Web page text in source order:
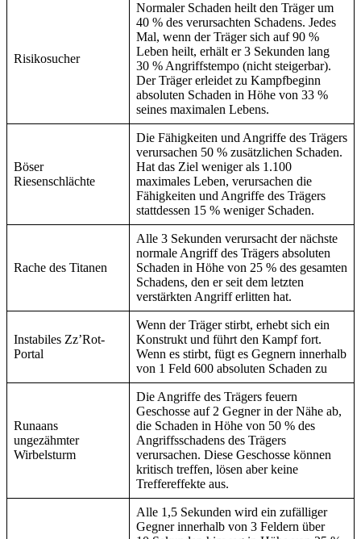
Risikosucher
Normaler Schaden heilt den Träger um
40 % des verursachten Schadens. Jedes
Mal, wenn der Träger sich auf 90 %
Leben heilt, erhält er 3 Sekunden lang
30 % Angriffstempo (nicht steigerbar).
Der Träger erleidet zu Kampfbeginn
absoluten Schaden in Höhe von 33 %
seines maximalen Lebens.
Böser
Riesenschlächte
Die Fähigkeiten und Angriffe des Trägers
verursachen 50 % zusätzlichen Schaden.
Hat das Ziel weniger als 1.100
maximales Leben, verursachen die
Fähigkeiten und Angriffe des Trägers
stattdessen 15 % weniger Schaden.
Rache des Titanen
Alle 3 Sekunden verursacht der nächste
normale Angriff des Trägers absoluten
Schaden in Höhe von 25 % des gesamten
Schadens, den er seit dem letzten
verstärkten Angriff erlitten hat.
Instabiles Zz’Rot-
Portal
Wenn der Träger stirbt, erhebt sich ein
Konstrukt und führt den Kampf fort.
Wenn es stirbt, fügt es Gegnern innerhalb
von 1 Feld 600 absoluten Schaden zu
Runaans
ungezähmter
Wirbelsturm
Die Angriffe des Trägers feuern
Geschosse auf 2 Gegner in der Nähe ab,
die Schaden in Höhe von 50 % des
Angriffsschadens des Trägers
verursachen. Diese Geschosse können
kritisch treffen, lösen aber keine
Treffereffekte aus.
Alle 1,5 Sekunden wird ein zufälliger
Gegner innerhalb von 3 Feldern über